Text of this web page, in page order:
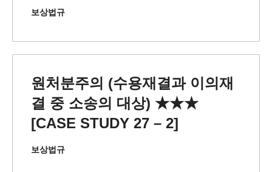
보상법규
원처분주의 (수용재결과 이의재
결 중 소송의 대상) ★★★
[CASE STUDY 27 – 2]
보상법규